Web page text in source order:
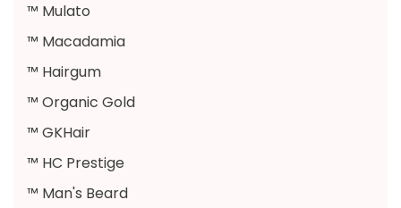
™ Mulato
™ Macadamia
™ Hairgum
™ Organic Gold
™ GKHair
™ HC Prestige
™ Man's Beard